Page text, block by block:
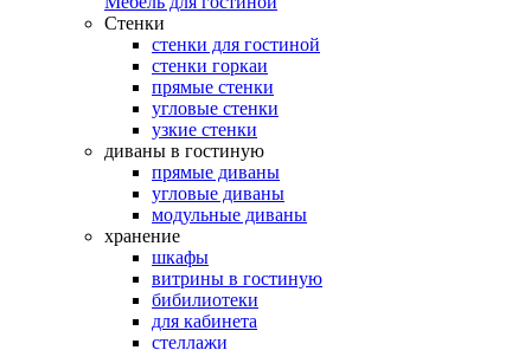
Стенки
стенки для гостиной
стенки горкаи
прямые стенки
угловые стенки
узкие стенки
диваны в гостиную
прямые диваны
угловые диваны
модульные диваны
хранение
шкафы
витрины в гостиную
бибилиотеки
для кабинета
стеллажи